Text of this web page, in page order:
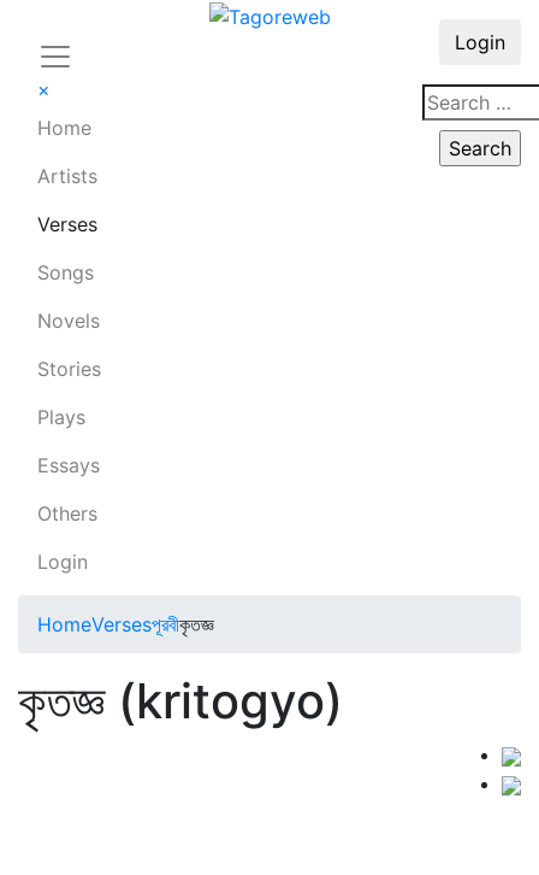
×
Home
Artists
Verses
Songs
Novels
Stories
Plays
Essays
Others
Login
Login
HomeVersesপূরবীকৃতজ্ঞ
কৃতজ্ঞ (kritogyo)